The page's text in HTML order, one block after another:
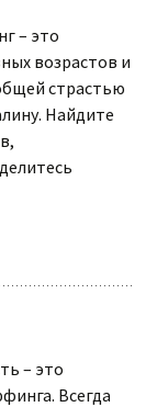
– это
возрастов и
страстью
Найдите
– это
Всегда